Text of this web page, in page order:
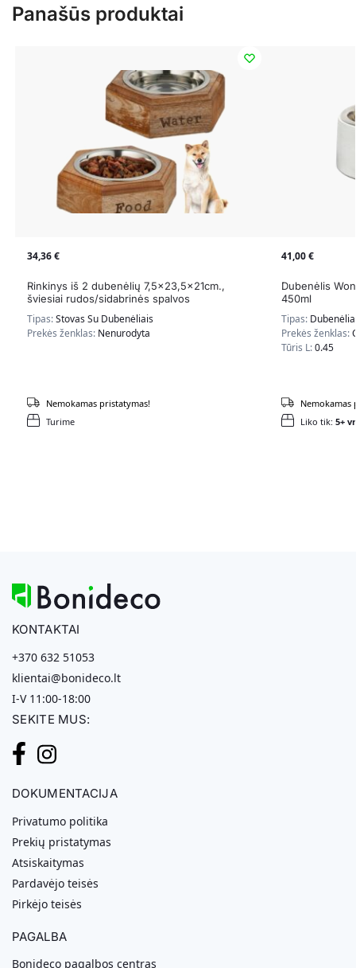
Panašūs produktai
34,36€
Rinkinys iš 2 dubenėlių 7,5×23,5x21cm.,
šviesiai rudos/sidabrinės spalvos
Tipas:Stovas Su Dubenėliais
Prekės ženklas: Nenurodyta
Turime
Nemokamas pristatymas!
41,00€
Dubenėlis
450ml
Tipas:
Prekės ženklas:
Tūris L:0.45
Liko tik: 5+
Nemokamas
KONTAKTAI
+370 632 51053
klientai@bonideco.lt
I-V 11:00-18:00
SEKITE MUS:
DOKUMENTACIJA
Privatumo politika
Prekių pristatymas
Atsiskaitymas
Pardavėjo teisės
Pirkėjo teisės
PAGALBA
Bonideco pagalbos centras